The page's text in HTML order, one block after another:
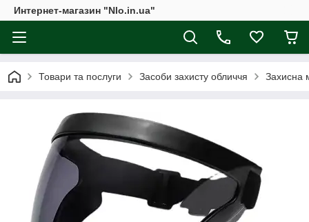
Интернет-магазин "Nlo.in.ua"
Товари та послуги Засоби захисту обличчя Захисна